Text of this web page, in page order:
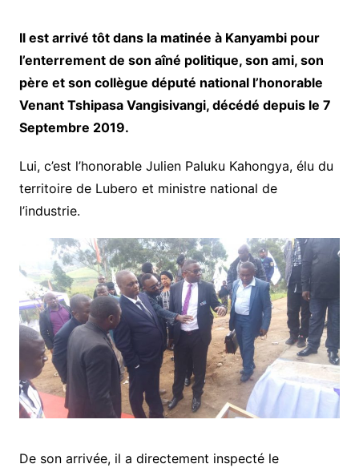
Il est arrivé tôt dans la matinée à Kanyambi pour
l’enterrement de son aîné politique, son ami, son
père et son collègue député national l’honorable
Venant Tshipasa Vangisivangi, décédé depuis le 7
Septembre 2019.
Lui, c’est l’honorable Julien Paluku Kahongya, élu du
territoire de Lubero et ministre national de
l’industrie.
De son arrivée, il a directement inspecté le